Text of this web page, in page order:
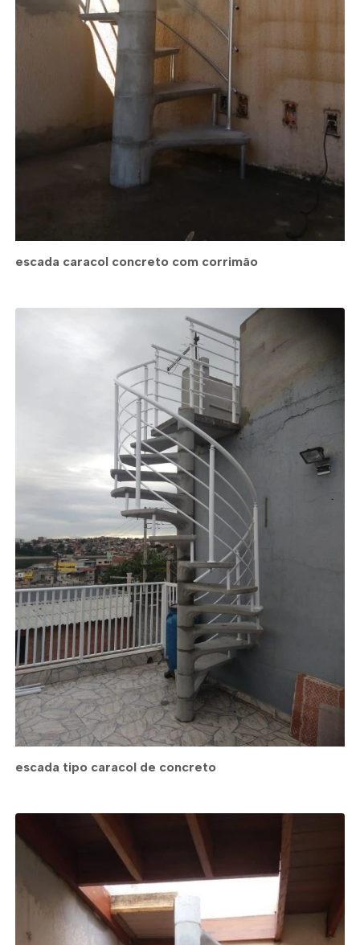
escada caracol concreto com corrimão
escada tipo caracol de concreto